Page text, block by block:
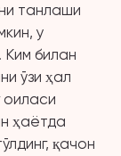
танлаши
у
билан
ўзи ҳал
оиласи
ҳаётда
қачон